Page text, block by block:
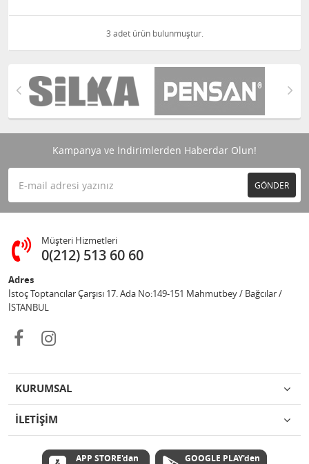
3 adet ürün bulunmuştur.
Kampanya ve İndirimlerden Haberdar Olun!
GÖNDER
Müşteri Hizmetleri
0(212) 513 60 60
Adres
İstoç Toptancılar Çarşısı 17. Ada No:149-151 Mahmutbey / Bağcılar /
İSTANBUL
KURUMSAL
İLETİŞİM
APP STORE'dan
GOOGLE PLAY'den